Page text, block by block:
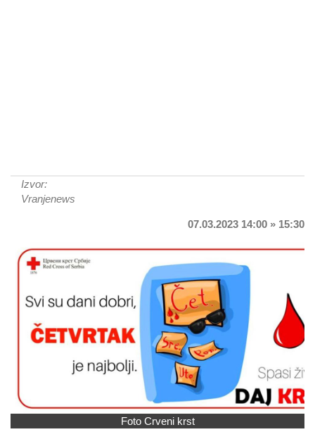
Izvor:
Vranjenews
07.03.2023 14:00 » 15:30
Foto Crveni krst